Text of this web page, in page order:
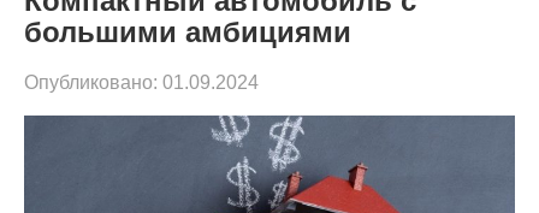
большими амбициями
Опубликовано: 01.09.2024